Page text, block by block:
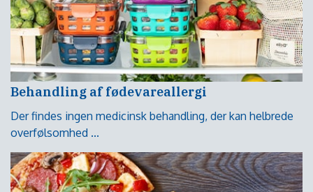
Behandling af fødevareallergi
Der findes ingen medicinsk behandling, der kan helbrede
overfølsomhed ...